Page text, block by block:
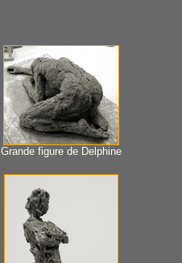
Grande figure de Delphine